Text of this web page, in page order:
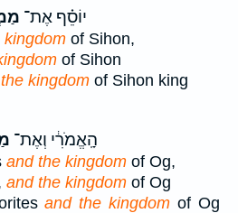
יוֹסֵ֗ף אֶת־
kingdom of Sihon,
of Sihon
the kingdom of Sihon king
הָֽאֱמֹרִ֔י וְאֶת־
and the kingdom of Og,
and the kingdom of Og
and the kingdom of Og